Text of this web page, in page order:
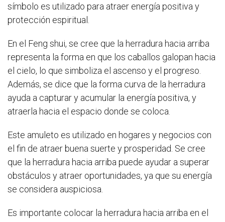
símbolo es utilizado para atraer energía positiva y
protección espiritual.
En el Feng shui, se cree que la herradura hacia arriba
representa la forma en que los caballos galopan hacia
el cielo, lo que simboliza el ascenso y el progreso.
Además, se dice que la forma curva de la herradura
ayuda a capturar y acumular la energía positiva, y
atraerla hacia el espacio donde se coloca.
Este amuleto es utilizado en hogares y negocios con
el fin de atraer buena suerte y prosperidad. Se cree
que la herradura hacia arriba puede ayudar a superar
obstáculos y atraer oportunidades, ya que su energía
se considera auspiciosa.
Es importante colocar la herradura hacia arriba en el